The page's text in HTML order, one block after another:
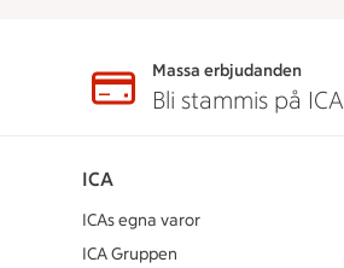
Massa erbjudanden
Bli stammis på ICA
ICA
ICAs egna varor
ICA Gruppen